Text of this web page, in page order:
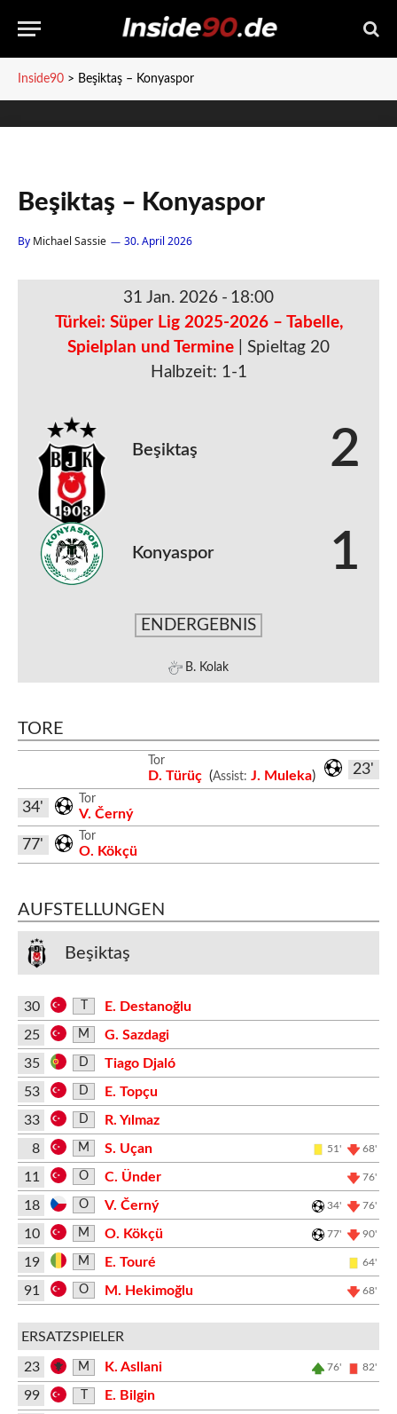
Inside90 > Beşiktaş – Konyaspor
Beşiktaş – Konyaspor
By Michael Sassie 30. April 2026
31 Jan. 2026 - 18:00
Türkei: Süper Lig 2025-2026 – Tabelle,
Spielplan und Termine
| Spieltag 20
Halbzeit: 1-1
Beşiktaş 2
Konyaspor 1
ENDERGEBNIS
B. Kolak
TORE
23'
Tor
D. Türüç (Assist: J. Muleka)
Tor
V. Černý
34'
Tor
O. Kökçü
77'
AUFSTELLUNGEN
Beşiktaş
30
E. Destanoğlu
25
M
G. Sazdagi
35
D
Tiago Djaló
53
D
E. Topçu
33
D
R. Yılmaz
8
M S. Uçan 51' 68'
11 O C. Ünder 76'
18 O V. Černý 34' 76'
10 M O. Kökçü 77' 90'
19 M E. Touré 64'
91 O M. Hekimoğlu 68'
ERSATZSPIELER
23 M K. Asllani 76' 82'
99
E. Bilgin